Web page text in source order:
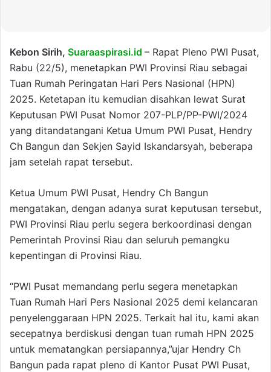
Kebon Sirih, Suaraaspirasi.id – Rapat Pleno PWI Pusat,
Rabu (22/5), menetapkan PWI Provinsi Riau sebagai
Tuan Rumah Peringatan Hari Pers Nasional (HPN)
2025. Ketetapan itu kemudian disahkan lewat Surat
Keputusan PWI Pusat Nomor 207-PLP/PP-PWI/2024
yang ditandatangani Ketua Umum PWI Pusat, Hendry
Ch Bangun dan Sekjen Sayid Iskandarsyah, beberapa
jam setelah rapat tersebut.
Ketua Umum PWI Pusat, Hendry Ch Bangun
mengatakan, dengan adanya surat keputusan tersebut,
PWI Provinsi Riau perlu segera berkoordinasi dengan
Pemerintah Provinsi Riau dan seluruh pemangku
kepentingan di Provinsi Riau.
“PWI Pusat memandang perlu segera menetapkan
Tuan Rumah Hari Pers Nasional 2025 demi kelancaran
penyelenggaraan HPN 2025. Terkait hal itu, kami akan
secepatnya berdiskusi dengan tuan rumah HPN 2025
untuk mematangkan persiapannya,”ujar Hendry Ch
Bangun pada rapat pleno di Kantor Pusat PWI Pusat,